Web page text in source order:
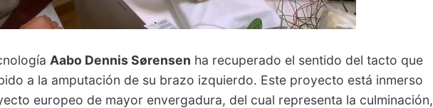
Aabo Dennis Sørensen ha recuperado el sentido del tacto que
a la amputación de su brazo izquierdo. Este proyecto está inmerso
europeo de mayor envergadura, del cual representa la culminación,